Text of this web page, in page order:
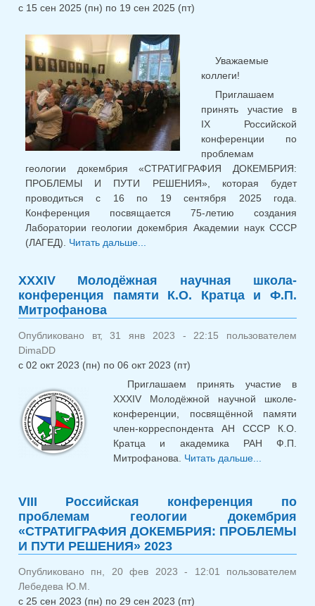
с 15 сен 2025 (пн) по 19 сен 2025 (пт)
Уважаемые
коллеги!
Приглашаем
принять участие в
IХ Российской
конференции по
проблемам
геологии докембрия «СТРАТИГРАФИЯ ДОКЕМБРИЯ:
ПРОБЛЕМЫ И ПУТИ РЕШЕНИЯ», которая будет
проводиться с 16 по 19 сентября 2025 года.
Конференция посвящается 75-летию создания
Лаборатории геологии докембрия Академии наук СССР
(ЛАГЕД). Читать дальше...
ДОКЕМБРИЯ: ПРОБЛЕМЫ И
ПУТИ РЕШЕНИЯ» 2025
XXXIV Молодёжная научная школа-
конференция памяти К.О. Кратца и Ф.П.
Митрофанова
Опубликовано вт, 31 янв 2023 - 22:15 пользователем
DimaDD
с 02 окт 2023 (пн) по 06 окт 2023 (пт)
Приглашаем принять участие в
XXXIV Молодёжной научной школе-
конференции, посвящённой памяти
член-корреспондента АН СССР К.О.
Кратца и академика РАН Ф.П.
Митрофанова. Читать дальше...
памяти
Кратца
VIII Российская конференция по
проблемам геологии докембрия
«СТРАТИГРАФИЯ ДОКЕМБРИЯ: ПРОБЛЕМЫ
И ПУТИ РЕШЕНИЯ» 2023
Опубликовано пн, 20 фев 2023 - 12:01 пользователем
Лебедева Ю.М.
с 25 сен 2023 (пн) по 29 сен 2023 (пт)